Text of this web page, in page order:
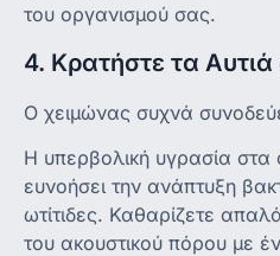
του οργανισμού σας.
4. Κρατήστε τα
Ο χειμώνας συχνά
Η υπερβολική υγρασία στα
ευνοήσει την ανάπτυξη
ωτίτιδες. Καθαρίζετε
του ακουστικού πόρου με